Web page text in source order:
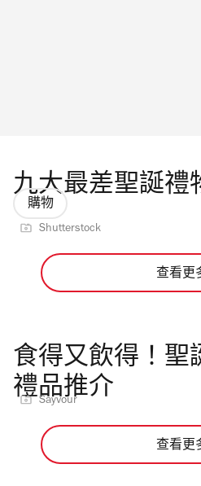
九大最差聖誕禮
購物
Shutterstock
查看更
食得又飲得！聖
禮品推介
Sayvour
查看更